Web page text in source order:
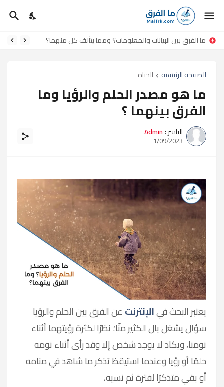
ما الفرق بين البيانات والمعلومات؟ ومما يتألف كل منهما؟
الصفحة الرئيسية الحياة
ما هو مصدر الحلم والرؤيا وما
الفرق بينهما ؟
الناشر :Admin
1/09/2023
يعتبر البحث فيالإنترنت عن الفرق بين الحلم والرؤيا
سؤال يشغل بال الكثير منّا؛ نظرًا لكثرة رؤيتهما أثناء
نومنا، ويكاد لا يوجد شخص إلا وقد رأى أثناء نومه
حلمًا أو رؤيا وعندما استيقظ تذكر ما شاهد في منامه
أو بقي متذكرًا لفترة ثم نسيه،